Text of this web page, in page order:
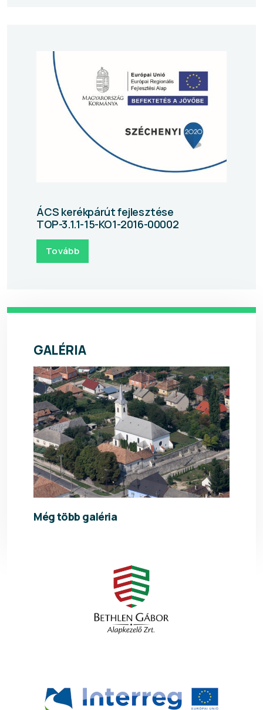
ÁCS kerékpárút fejlesztése
TOP-3.1.1-15-KO1-2016-00002
Tovább
GALÉRIA
Még több galéria